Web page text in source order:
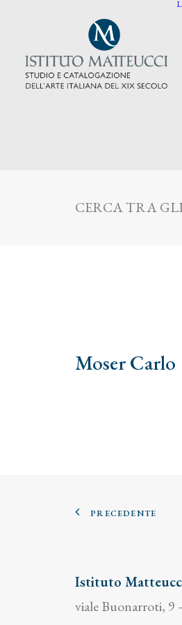
CERCA TRA
Moser Carlo
PRECEDENTE
Istituto
viale Buonarroti, 9